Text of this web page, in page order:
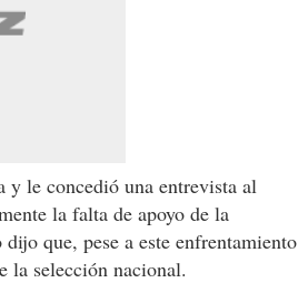
y le concedió una entrevista al
la falta de apoyo de la
que, pese a este enfrentamiento
la selección nacional.